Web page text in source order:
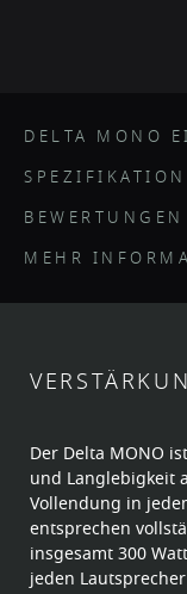
DELTA MONO
BEWERTUNGEN
MEHR
Der Delta MONO
und Langlebigkeit
Vollendung in
entsprechen
insgesamt 300
jeden